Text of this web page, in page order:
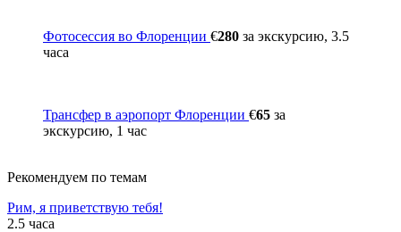
Фотосессия во Флоренции €280 за экскурсию, 3.5
часа
Трансфер в аэропорт Флоренции €65 за
экскурсию, 1 час
Рекомендуем по темам
Рим, я приветствую тебя!
2.5 часа